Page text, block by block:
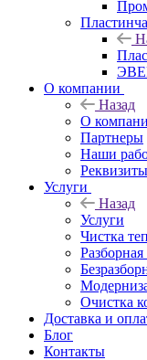
О компании
Назад
О
Партнеры
Наши
Реквизиты
Услуги
Назад
Услуги
Чистка
Разборная
Очистка
Доставка и
Блог
Контакты